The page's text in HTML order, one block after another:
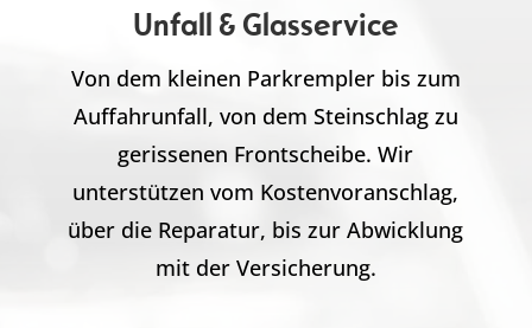
Unfall & Glasservice
Von dem kleinen Parkrempler bis zum
Auffahrunfall, von dem Steinschlag zu
gerissenen Frontscheibe. Wir
unterstützen vom Kostenvoranschlag,
über die Reparatur, bis zur Abwicklung
mit der Versicherung.